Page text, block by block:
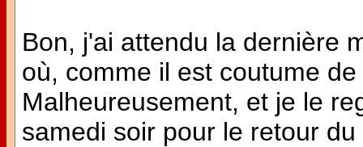
Bon, j'ai attendu la dernière
où, comme il est coutume
Malheureusement, et je le
samedi soir pour le retour